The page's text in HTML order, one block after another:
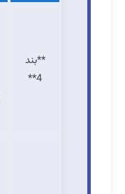
**بند
4**